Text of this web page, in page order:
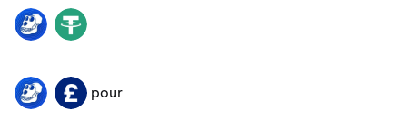
APE USDT
APE GBP pour